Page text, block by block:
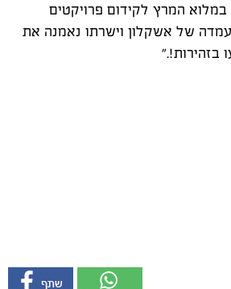
במלוא המרץ לקידום פרויקטים
של אשקלון וישרתו נאמנה את
בזהירות!."